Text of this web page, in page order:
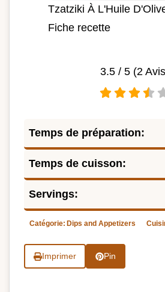
Tzatziki À L'Huile
Fiche recette
3.5/ 5 (2
Temps de préparation:
Temps de cuisson:
Servings:
Catégorie: Dips and Appetizers
Imprimer Pin